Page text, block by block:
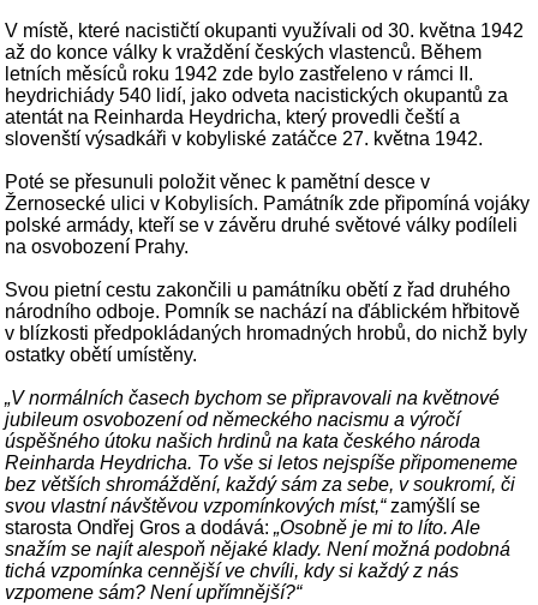
V místě, které nacističtí okupanti využívali od 30. května 1942
až do konce války k vraždění českých vlastenců. Během
letních měsíců roku 1942 zde bylo zastřeleno v rámci II.
heydrichiády 540 lidí, jako odveta nacistických okupantů za
atentát na Reinharda Heydricha, který provedli čeští a
slovenští výsadkáři v kobyliské zatáčce 27. května 1942.
Poté se přesunuli položit věnec k pamětní desce v
Žernosecké ulici v Kobylisích. Památník zde připomíná vojáky
polské armády, kteří se v závěru druhé světové války podíleli
na osvobození Prahy.
Svou pietní cestu zakončili u památníku obětí z řad druhého
národního odboje. Pomník se nachází na ďáblickém hřbitově
v blízkosti předpokládaných hromadných hrobů, do nichž byly
ostatky obětí umístěny.
„V normálních časech bychom se připravovali na květnové
jubileum osvobození od německého nacismu a výročí
úspěšného útoku našich hrdinů na kata českého národa
Reinharda Heydricha. To vše si letos nejspíše připomeneme
bez větších shromáždění, každý sám za sebe, v soukromí, či
svou vlastní návštěvou vzpomínkových míst,“zamýšlí se
starosta Ondřej Gros a dodává:„Osobně je mi to líto. Ale
snažím se najít alespoň nějaké klady. Není možná podobná
tichá vzpomínka cennější ve chvíli, kdy si každý z nás
vzpomene sám? Není upřímnější?“